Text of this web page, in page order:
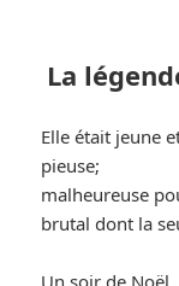
La
Elle était jeune
pieuse;
malheureuse
brutal dont la